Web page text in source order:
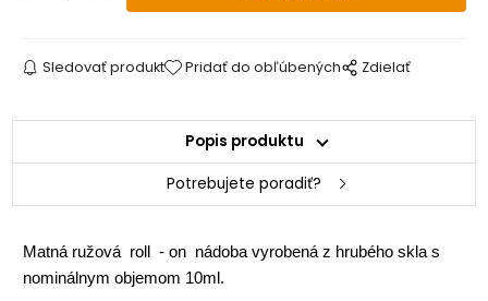
Sledovať produkt Pridať do obľúbených Zdielať
Popis produktu
Potrebujete poradiť?
Matná ružová roll - on nádoba vyrobená z hrubého skla s
nominálnym objemom 10ml.